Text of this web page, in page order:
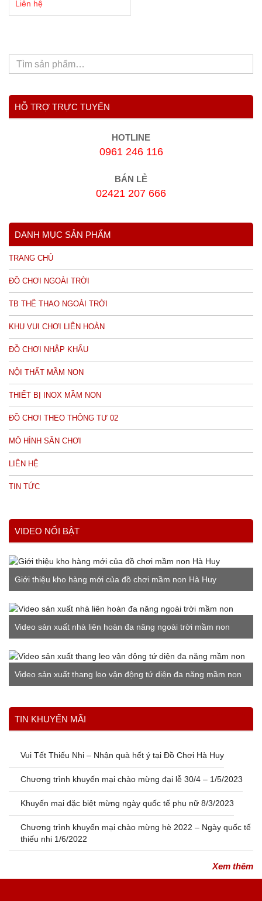
Liên hệ
HỖ TRỢ TRỰC TUYẾN
HOTLINE
0961 246 116
BÁN LẺ
02421 207 666
DANH MỤC SẢN PHẨM
TRANG CHỦ
ĐỒ CHƠI NGOÀI TRỜI
TB THỂ THAO NGOÀI TRỜI
KHU VUI CHƠI LIÊN HOÀN
ĐỒ CHƠI NHẬP KHẨU
NỘI THẤT MẦM NON
THIẾT BỊ INOX MẦM NON
ĐỒ CHƠI THEO THÔNG TƯ 02
MÔ HÌNH SÂN CHƠI
LIÊN HỆ
TIN TỨC
VIDEO NỔI BẬT
Giới thiệu kho hàng mới của đồ chơi mầm non Hà Huy
Video sản xuất nhà liên hoàn đa năng ngoài trời mầm non
Video sản xuất thang leo vận động tứ diện đa năng mầm non
Xem thêm
TIN KHUYẾN MÃI
Vui Tết Thiếu Nhi – Nhận quà hết ý tại Đồ Chơi Hà Huy
Chương trình khuyến mại chào mừng đại lễ 30/4 – 1/5/2023
Khuyến mại đặc biệt mừng ngày quốc tế phụ nữ 8/3/2023
Chương trình khuyến mại chào mừng hè 2022 – Ngày quốc tế
thiếu nhi 1/6/2022
Xem thêm